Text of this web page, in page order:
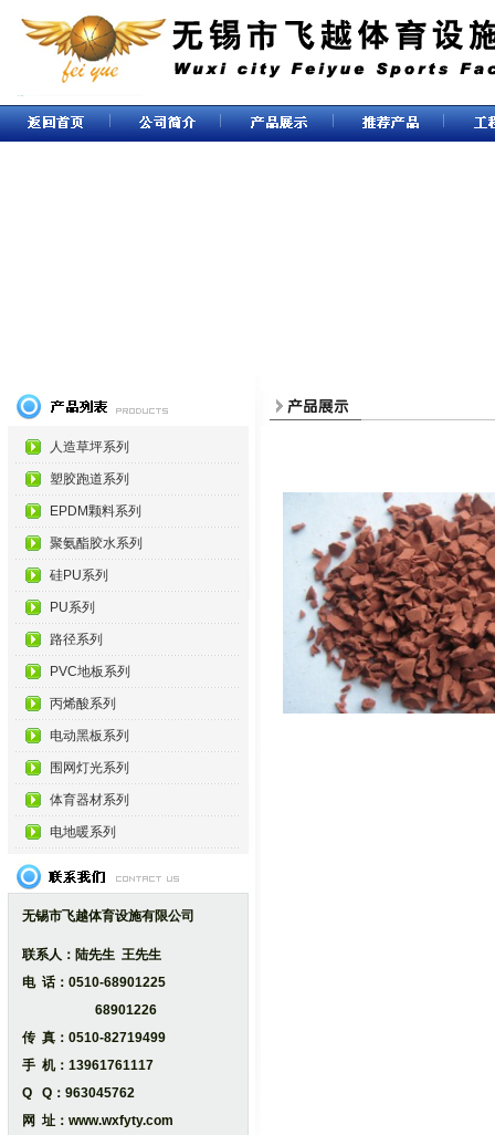
人造草坪系列
塑胶跑道系列
EPDM颗料系列
聚氨酯胶水系列
硅PU系列
PU系列
路径系列
PVC地板系列
丙烯酸系列
电动黑板系列
围网灯光系列
体育器材系列
电地暖系列
无锡市飞越体育设施有限公司
联系人：陆先生 王先生
电 话：0510-68901225
68901226
传 真：0510-82719499
手 机：13961761117
Q Q：963045762
网 址：www.wxfyty.com